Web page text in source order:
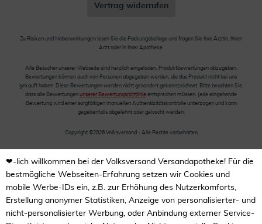
Vertrag widerrufen
Zu Risiken und Nebenwirkungen lesen Sie die Packungsbeilage und fragen Sie Ihre Ärztin, Ihren
Arzt oder in Ihrer Apotheke.
Alle Besucher unserer Webseite sind herzlich eingeladen, Produktbewertungen abzugeben.
Bewertungen können auch von Personen abgegeben werden, die das Produkt nicht bei uns
gekauft haben. Diese Bewertungen werden nicht gesondert gekennzeichnet. Bitte beachten Sie,
dass alle Bewertungen unserer Bewertungsrichtlinie entsprechen müssen. Jede eingehende
Bewertung wird einer sorgfältigen manuellen Authentizitätskontrolle unterzogen und kann
gegebenfalls abgelehnt oder gelöscht werden.
Copyright ©2026 Volksversand - Alle Rechte vorbehalten
❤-lich willkommen bei der Volksversand Versandapotheke! Für die
bestmögliche Webseiten-Erfahrung setzen wir Cookies und
mobile Werbe-IDs ein, z.B. zur Erhöhung des Nutzerkomforts,
Erstellung anonymer Statistiken, Anzeige von personalisierter- und
nicht-personalisierter Werbung, oder Anbindung externer Service-